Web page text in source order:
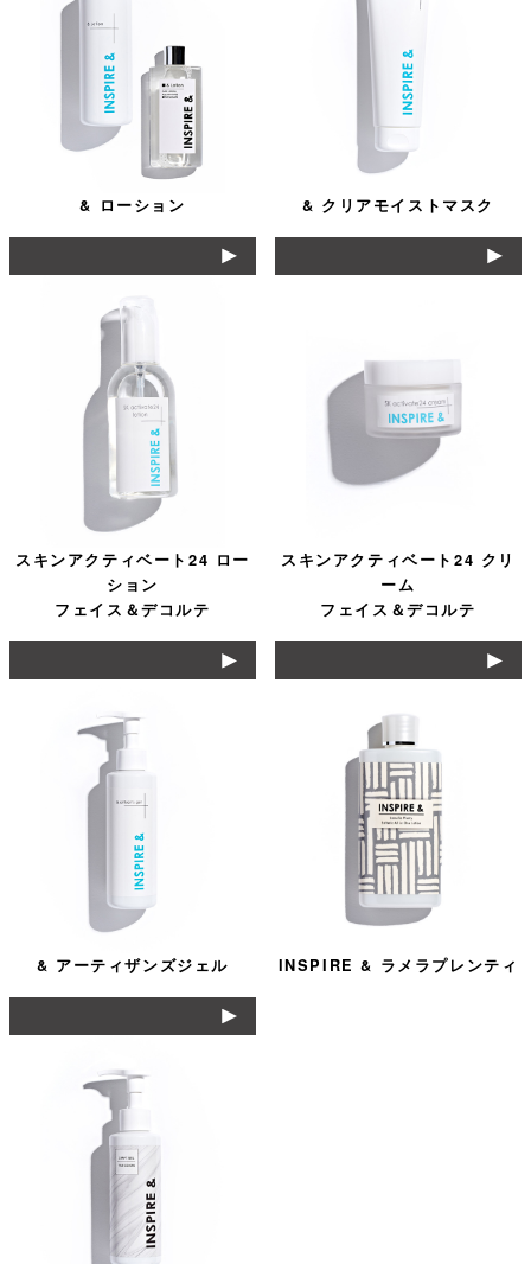
& ローション & クリアモイストマスク
スキンアクティベート24 ロー
ション
フェイス＆デコルテ
スキンアクティベート24 クリ
ーム
​フェイス＆デコルテ
& アーティザンズジェル INSPIRE & ラメラプレンティ